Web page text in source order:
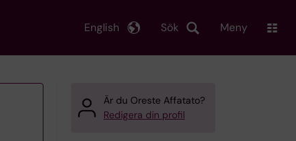
Sök
English Meny
Är du Oreste Affatato?
Redigera din profil